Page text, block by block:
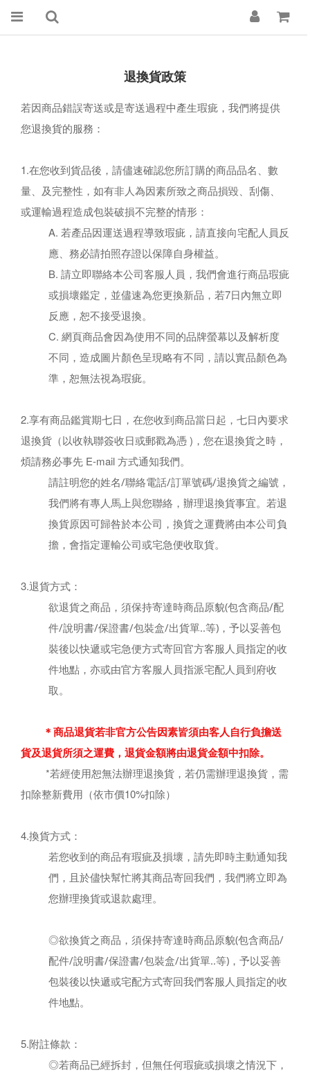
退換貨政策
若因商品錯誤寄送或是寄送過程中產生瑕疵，我們將提供
您退換貨的服務：
1.在您收到貨品後，請儘速確認您所訂購的商品品名、數
量、及完整性，如有非人為因素所致之商品損毀、刮傷、
或運輸過程造成包裝破損不完整的情形：
A. 若產品因運送過程導致瑕疵，請直接向宅配人員反
應、務必請拍照存證以保障自身權益。
B. 請立即聯絡本公司客服人員，我們會進行商品瑕疵
或損壞鑑定，並儘速為您更換新品，若7日內無立即
反應，恕不接受退換。
C. 網頁商品會因為使用不同的品牌螢幕以及解析度
不同，造成圖片顏色呈現略有不同，請以實品顏色為
準，恕無法視為瑕疵。
2.享有商品鑑賞期七日，在您收到商品當日起，七日內要求
退換貨（以收執聯簽收日或郵戳為憑 )，您在退換貨之時，
煩請務必事先 E-mail 方式通知我們。
請註明您的姓名/聯絡電話/訂單號碼/退換貨之編號，
我們將有專人馬上與您聯絡，辦理退換貨事宜。若退
換貨原因可歸咎於本公司，換貨之運費將由本公司負
擔，會指定運輸公司或宅急便收取貨。
3.退貨方式：
欲退貨之商品，須保持寄達時商品原貌(包含商品/配
件/說明書/保證書/包裝盒/出貨單..等)，予以妥善包
裝後以快遞或宅急便方式寄回官方客服人員指定的收
件地點，亦或由官方客服人員指派宅配人員到府收
取。
＊商品退貨若非官方公告因素皆須由客人自行負擔送
貨及退貨所須之運費，退貨金額將由退貨金額中扣除。
*若經使用恕無法辦理退換貨，若仍需辦理退換貨，需
扣除整新費用（依市價10%扣除）
4.換貨方式：
若您收到的商品有瑕疵及損壞，請先即時主動通知我
們，且於儘快幫忙將其商品寄回我們，我們將立即為
您辦理換貨或退款處理。
◎欲換貨之商品，須保持寄達時商品原貌(包含商品/
配件/說明書/保證書/包裝盒/出貨單..等)，予以妥善
包裝後以快遞或宅配方式寄回我們客服人員指定的收
件地點。
5.附註條款：
◎若商品已經拆封，但無任何瑕疵或損壞之情況下，